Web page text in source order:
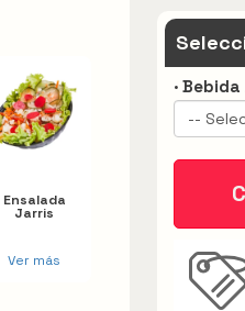
Ensalada
Jarris
Ver más
·
--